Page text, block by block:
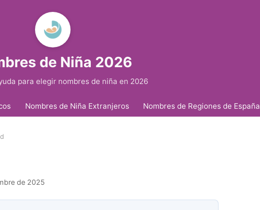
de Niña 2026
para elegir nombres de niña en 2026
Nombres de Niña Extranjeros Nombres de Regiones de España
de 2025